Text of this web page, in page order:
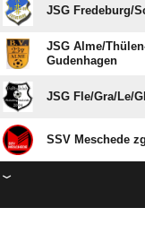
JSG Fredeburg/​
JSG Alme/​
Gudenhagen
JSG Fle/​Gra/​Le/​
SSV Meschede